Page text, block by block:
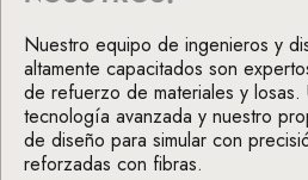
Nuestro equipo de ingenieros y
altamente capacitados son
de refuerzo de materiales y losas.
tecnología avanzada y nuestro
de diseño para simular con
reforzadas con fibras.